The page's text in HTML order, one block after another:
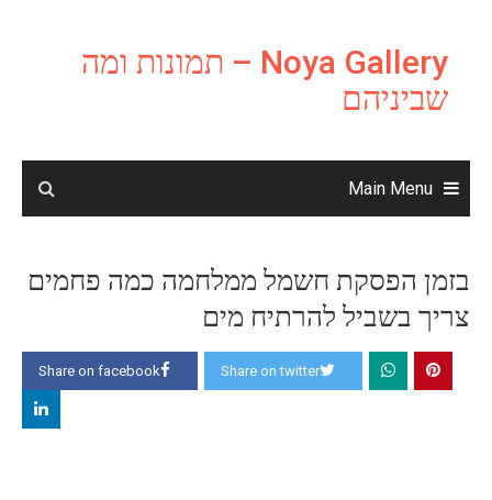
content
Noya Gallery – תמונות ומה
שביניהם
Main Menu
בזמן הפסקת חשמל ממלחמה כמה פחמים
צריך בשביל להרתיח מים
Share on facebook Share on twitter